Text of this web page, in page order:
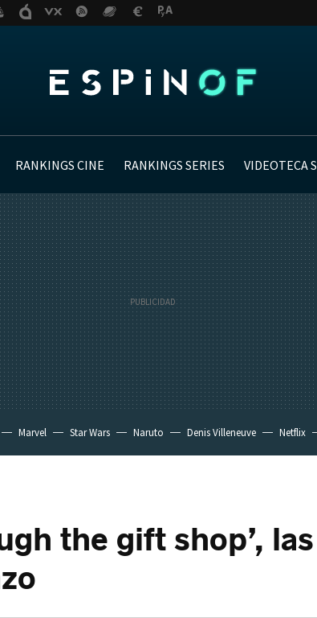
RANKINGS CINE RANKINGS SERIES VIDEOTECA
Marvel Star Wars Naruto Denis Villeneuve Netflix
the gift shop’,